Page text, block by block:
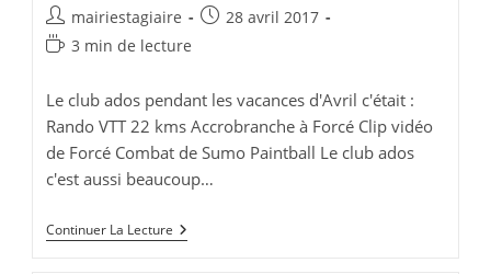
Auteur/autrice
de
mairiestagiaire
Publication
28 avril 2017
Temps
lecture :
3 min de lecture
Le club ados pendant les vacances d'Avril c'était :
Rando VTT 22 kms Accrobranche à Forcé Clip vidéo
de Forcé Combat de Sumo Paintball Le club ados
c'est aussi beaucoup…
Continuer La Lecture Club
Ados